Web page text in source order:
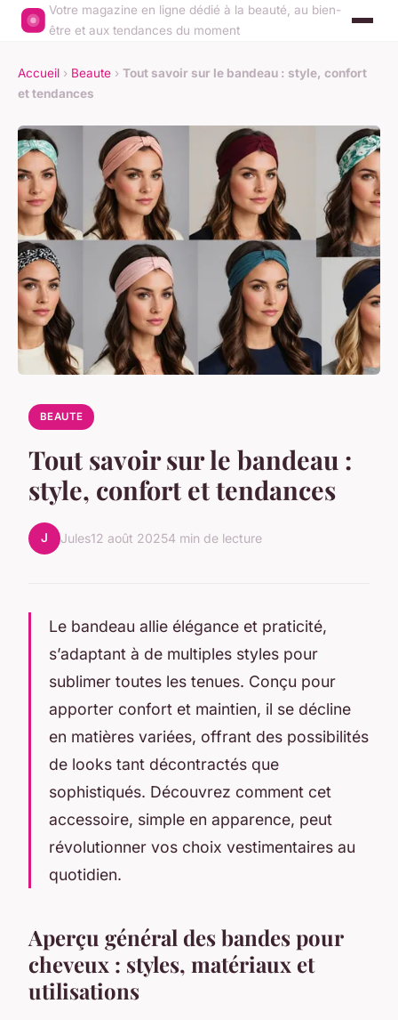
Votre magazine en ligne dédié à la beauté, au bien-
être et aux tendances du moment
Accueil › Beaute › Tout savoir sur le bandeau : style, confort
et tendances
BEAUTE
Tout savoir sur le bandeau :
style, confort et tendances
J Jules12 août 20254 min de lecture
Le bandeau allie élégance et praticité,
s’adaptant à de multiples styles pour
sublimer toutes les tenues. Conçu pour
apporter confort et maintien, il se décline
en matières variées, offrant des possibilités
de looks tant décontractés que
sophistiqués. Découvrez comment cet
accessoire, simple en apparence, peut
révolutionner vos choix vestimentaires au
quotidien.
Aperçu général des bandes pour
cheveux : styles, matériaux et
utilisations